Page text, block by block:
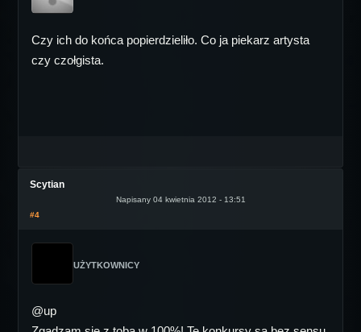
Czy ich do końca popierdzieliło. Co ja piekarz artysta
czy czołgista.
Scytian
Napisany 04 kwietnia 2012 - 13:51
#4
UŻYTKOWNICY
@up